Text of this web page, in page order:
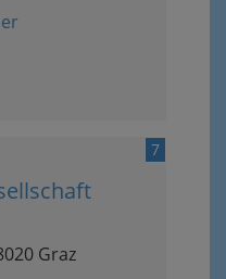
7
Graz